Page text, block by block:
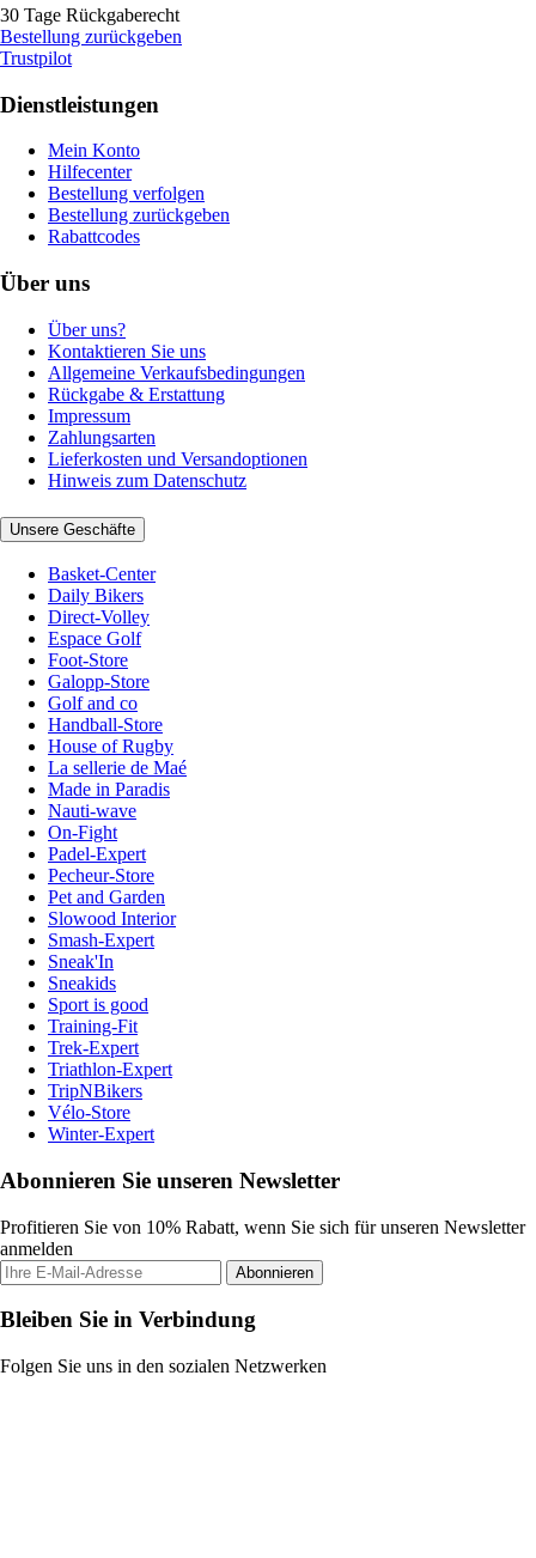
30 Tage Rückgaberecht
Bestellung zurückgeben
Trustpilot
Dienstleistungen
Mein Konto
Hilfecenter
Bestellung verfolgen
Bestellung zurückgeben
Rabattcodes
Über uns
Über uns?
Kontaktieren Sie uns
Allgemeine Verkaufsbedingungen
Rückgabe & Erstattung
Impressum
Zahlungsarten
Lieferkosten und Versandoptionen
Hinweis zum Datenschutz
Unsere Geschäfte
Basket-Center
Daily Bikers
Direct-Volley
Espace Golf
Foot-Store
Galopp-Store
Golf and co
Handball-Store
House of Rugby
La sellerie de Maé
Made in Paradis
Nauti-wave
On-Fight
Padel-Expert
Pecheur-Store
Pet and Garden
Slowood Interior
Smash-Expert
Sneak'In
Sneakids
Sport is good
Training-Fit
Trek-Expert
Triathlon-Expert
TripNBikers
Vélo-Store
Winter-Expert
Abonnieren Sie unseren Newsletter
Profitieren Sie von 10% Rabatt, wenn Sie sich für unseren Newsletter
anmelden
Abonnieren
Bleiben Sie in Verbindung
Folgen Sie uns in den sozialen Netzwerken